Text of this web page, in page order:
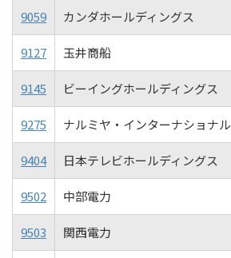
9059 カンダホールディングス
9127 玉井商船
9145 ビーイングホールディングス
9275 ナルミヤ・インターナショナル
9404 日本テレビホールディングス
9502 中部電力
9503 関西電力